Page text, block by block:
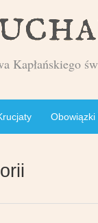
Kapłańskiego
Obowiązki